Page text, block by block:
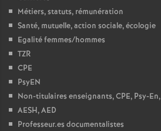
Métiers, statuts, rémunération
Santé, mutuelle, action sociale, écologie
Egalité femmes/hommes
TZR
CPE
PsyEN
Non-titulaires enseignants, CPE, Psy-
AESH, AED
Professeur.es documentalistes